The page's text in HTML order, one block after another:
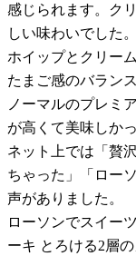
感じられます。ク
しい味わいでした。
ホイップとクリー
たまご感のバラン
ノーマルのプレミ
が高くて美味しか
ネット上では「贅
ちゃった」「ロー
声がありました。
ローソンでスイー
ーキ とろける2層